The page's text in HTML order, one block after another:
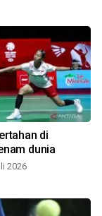
di
dunia
2026